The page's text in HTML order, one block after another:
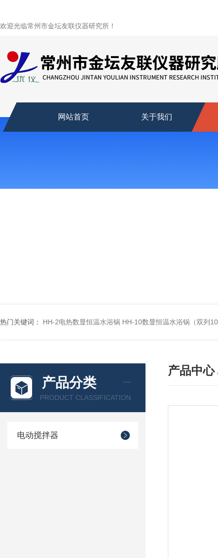
欢迎光临常州市金坛友联仪器研究所！
网站首页 关于我们
热门关键词： HH-2电热数显恒温水浴锅 HH-10数显恒温水浴锅（双列
产品分类
PRODUCT CLASSIFICATION
电动搅拌器
产品中心